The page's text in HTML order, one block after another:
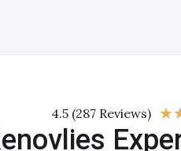
4.5 (287 Reviews) ★